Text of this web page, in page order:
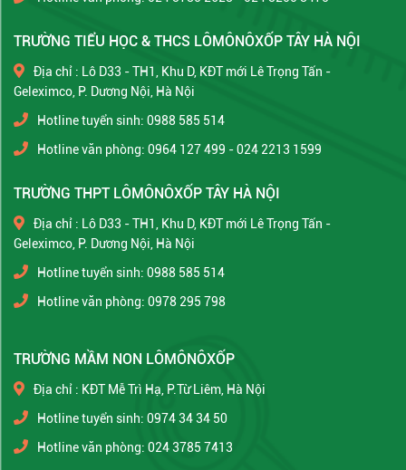
TRƯỜNG TIỂU HỌC & THCS LÔMÔNÔXỐP TÂY HÀ NỘI
Địa chỉ : Lô D33 - TH1, Khu D, KĐT mới Lê Trọng Tấn -
Geleximco, P. Dương Nội, Hà Nội
Hotline tuyển sinh: 0988 585 514
Hotline văn phòng: 0964 127 499 - 024 2213 1599
TRƯỜNG THPT LÔMÔNÔXỐP TÂY HÀ NỘI
Địa chỉ : Lô D33 - TH1, Khu D, KĐT mới Lê Trọng Tấn -
Geleximco, P. Dương Nội, Hà Nội
Hotline tuyển sinh: 0988 585 514
Hotline văn phòng: 0978 295 798
TRƯỜNG MẦM NON LÔMÔNÔXỐP
Địa chỉ : KĐT Mễ Trì Hạ, P.Từ Liêm, Hà Nội
Hotline tuyển sinh: 0974 34 34 50
Hotline văn phòng: 024 3785 7413